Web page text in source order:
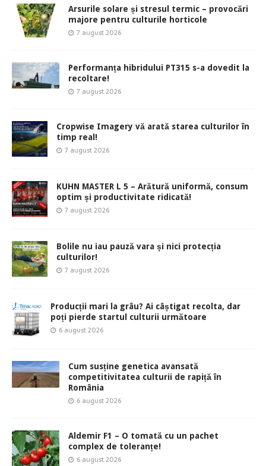
Arsurile solare și stresul termic – provocări
majore pentru culturile horticole
7 august 2026
Performanța hibridului PT315 s-a dovedit la
recoltare!
7 august 2026
Cropwise Imagery vă arată starea culturilor în
timp real!
7 august 2026
KUHN MASTER L 5 – Arătură uniformă, consum
optim și productivitate ridicată!
7 august 2026
Bolile nu iau pauză vara și nici protecția
culturilor!
7 august 2026
Producții mari la grâu? Ai câștigat recolta, dar
poți pierde startul culturii următoare
6 august 2026
Cum susține genetica avansată
competitivitatea culturii de rapiță în
România
6 august 2026
Aldemir F1 – O tomată cu un pachet
complex de toleranțe!
6 august 2026